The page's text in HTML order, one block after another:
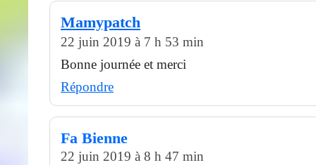
Mamypatch
22 juin 2019 à 7 h 53 min
Bonne journée et merci
Répondre
Fa Bienne
22 juin 2019 à 8 h 47 min